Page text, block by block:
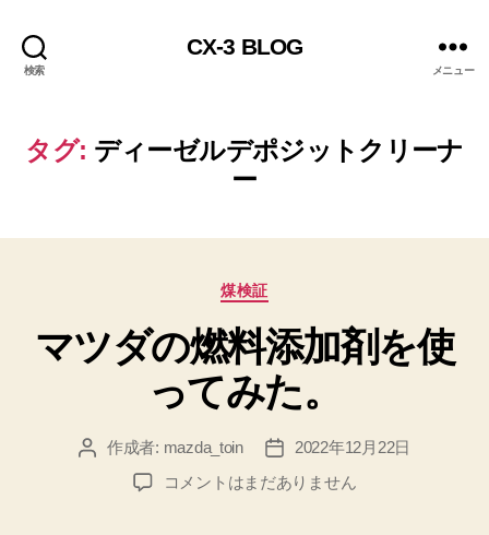
検索
CX-3 BLOG
メニュー
タグ: ディーゼルデポジットクリーナ
ー
カ
ゴ
リ
ー
煤検証
マツダの燃料添加剤を使
ってみた。
投 作成者: mazda_toin
投
稿
日
2022年12月22日
マ
コメントはまだありません